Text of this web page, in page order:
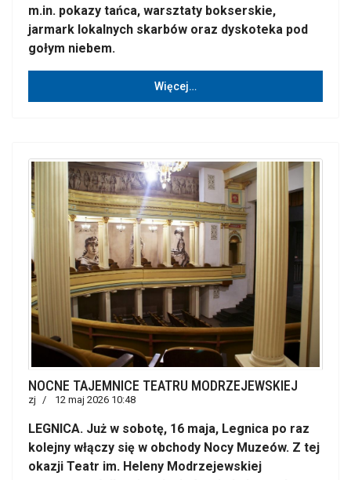
m.in. pokazy tańca, warsztaty bokserskie,
jarmark lokalnych skarbów oraz dyskoteka pod
gołym niebem.
Więcej…
NOCNE TAJEMNICE TEATRU MODRZEJEWSKIEJ
zj 12 maj 2026 10:48
LEGNICA. Już w sobotę, 16 maja, Legnica po raz
kolejny włączy się w obchody Nocy Muzeów. Z tej
okazji Teatr im. Heleny Modrzejewskiej